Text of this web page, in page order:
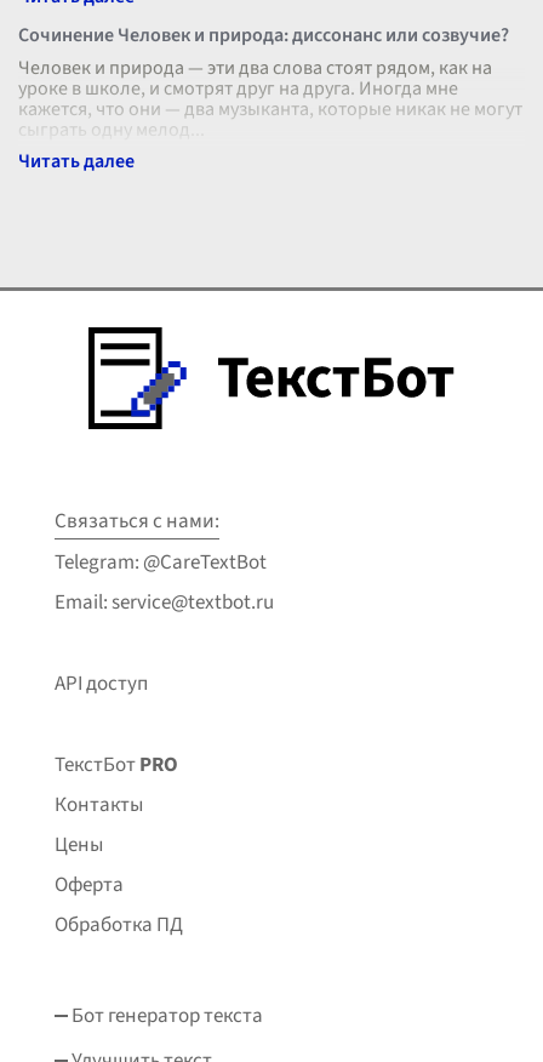
Сочинение Человек и природа: диссонанс или созвучие?
Человек и природа — эти два слова стоят рядом, как на
уроке в школе, и смотрят друг на друга. Иногда мне
кажется, что они — два музыканта, которые никак не могут
сыграть одну мелод
Связаться с нами:
Telegram: @CareTextBot
Email: service@textbot.ru
API доступ
ТекстБотPRO
Контакты
Цены
Оферта
Обработка ПД
Бот генератор текста